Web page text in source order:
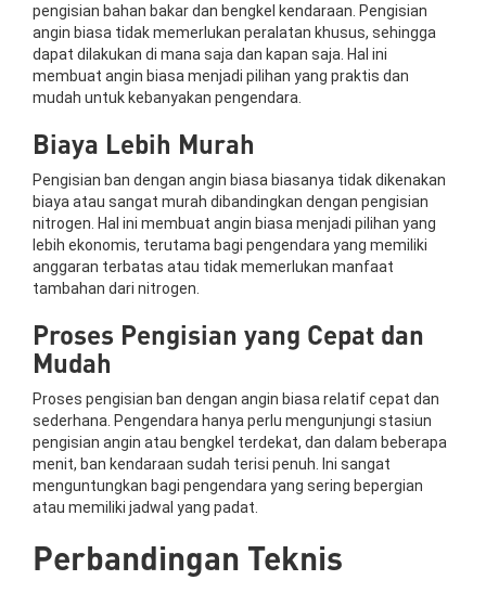
pengisian bahan bakar dan bengkel kendaraan. Pengisian
angin biasa tidak memerlukan peralatan khusus, sehingga
dapat dilakukan di mana saja dan kapan saja. Hal ini
membuat angin biasa menjadi pilihan yang praktis dan
mudah untuk kebanyakan pengendara.
Biaya Lebih Murah
Pengisian ban dengan angin biasa biasanya tidak dikenakan
biaya atau sangat murah dibandingkan dengan pengisian
nitrogen. Hal ini membuat angin biasa menjadi pilihan yang
lebih ekonomis, terutama bagi pengendara yang memiliki
anggaran terbatas atau tidak memerlukan manfaat
tambahan dari nitrogen.
Proses Pengisian yang Cepat dan
Mudah
Proses pengisian ban dengan angin biasa relatif cepat dan
sederhana. Pengendara hanya perlu mengunjungi stasiun
pengisian angin atau bengkel terdekat, dan dalam beberapa
menit, ban kendaraan sudah terisi penuh. Ini sangat
menguntungkan bagi pengendara yang sering bepergian
atau memiliki jadwal yang padat.
Perbandingan Teknis